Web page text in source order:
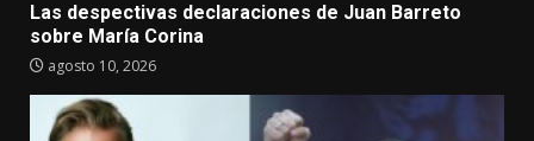
Las despectivas declaraciones de Juan Barreto
sobre María Corina
agosto 10, 2026